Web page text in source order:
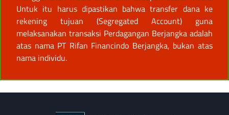
Untuk itu harus dipastikan bahwa transfer dana ke
rekening tujuan (Segregated Account) guna
melaksanakan transaksi Perdagangan Berjangka adalah
atas nama PT Rifan Financindo Berjangka, bukan atas
nama individu.